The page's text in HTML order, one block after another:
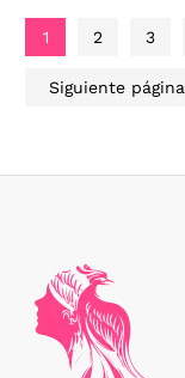
1 2 3
Siguiente página